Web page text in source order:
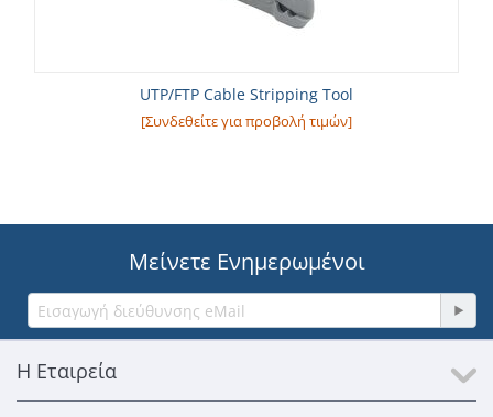
UTP/FTP Cable Stripping Tool
[Συνδεθείτε για προβολή τιμών]
Μείνετε Ενημερωμένοι
Η Εταιρεία